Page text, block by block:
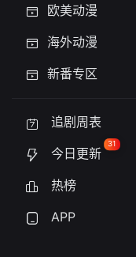
欧美动漫
海外动漫
新番专区
追剧周表
今日更新
31
热榜
APP